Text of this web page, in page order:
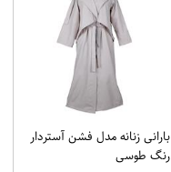
بارانی زنانه مدل فشن آستردار
رنگ طوسی